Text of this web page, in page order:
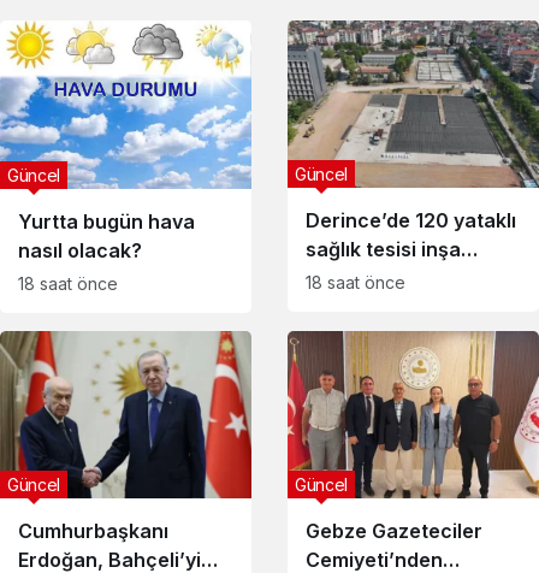
Yurtta bugün hava
nasıl olacak?
Güncel
18 saat önce
Derince’de 120 yataklı
sağlık tesisi inşa
ediliyor
Güncel
18 saat önce
Cumhurbaşkanı
Erdoğan, Bahçeli’yi
Güncel
Gebze Gazeteciler
Cemiyeti’nden
Güncel